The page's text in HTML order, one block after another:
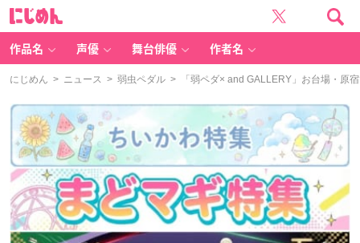
作品名 声優 舞台俳優 作者名
にじめん > ニュース > 弱虫ペダル > 「弱ペダ× and GALLERY」お台場・原